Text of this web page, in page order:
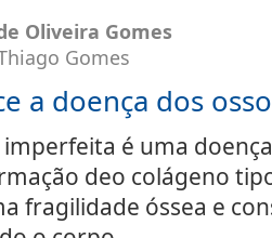
Oliveira Gomes
Gomes
a doença dos
é uma
deo colágeno
fragilidade óssea e